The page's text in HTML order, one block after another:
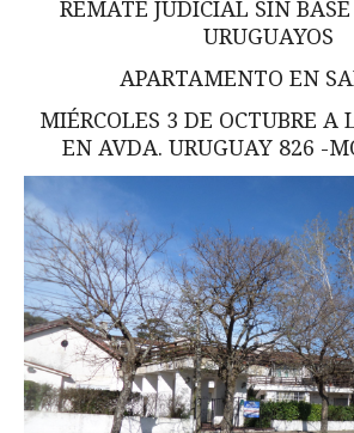
REMATE JUDICIAL SIN BASE
URUGUAYOS
APARTAMENTO EN
MIÉRCOLES 3 DE OCTUBRE A
EN AVDA. URUGUAY 826 -